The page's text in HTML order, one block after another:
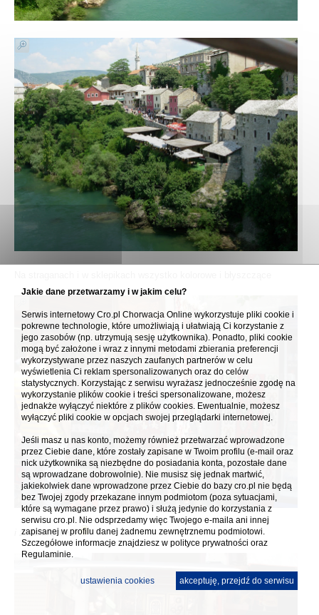
i żółto brązowe
Jakie dane przetwarzamy i w jakim celu?
Serwis internetowy Cro.pl Chorwacja Online wykorzystuje pliki cookie i
pokrewne technologie, które umożliwiają i ułatwiają Ci korzystanie z
jego zasobów (np. utrzymują sesję użytkownika). Ponadto, pliki cookie
mogą być założone i wraz z innymi metodami zbierania preferencji
wykorzystywane przez naszych zaufanych partnerów w celu
wyświetlenia Ci reklam spersonalizowanych oraz do celów
statystycznych. Korzystając z serwisu wyrażasz jednocześnie zgodę na
wykorzystanie plików cookie i treści spersonalizowane, możesz
jednakże wyłączyć niektóre z plików cookies. Ewentualnie, możesz
wyłączyć pliki cookie w opcjach swojej przeglądarki internetowej.
Jeśli masz u nas konto, możemy również przetwarzać wprowadzone
przez Ciebie dane, które zostały zapisane w Twoim profilu (e-mail oraz
nick użytkownika są niezbędne do posiadania konta, pozostałe dane
są wprowadzane dobrowolnie). Nie musisz się jednak martwić,
jakiekolwiek dane wprowadzone przez Ciebie do bazy cro.pl nie będą
bez Twojej zgody przekazane innym podmiotom (poza sytuacjami,
które są wymagane przez prawo) i służą jedynie do korzystania z
serwisu cro.pl. Nie odsprzedamy więc Twojego e-maila ani innej
zapisanej w profilu danej żadnemu zewnętrznemu podmiotowi.
Szczegółowe informacje znajdziesz w polityce prywatności oraz
Regulaminie.
akceptuję, przejdź do serwisu
ustawienia cookies